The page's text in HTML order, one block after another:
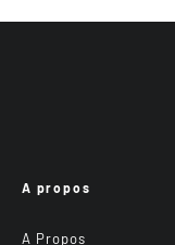
A propos
A Propos